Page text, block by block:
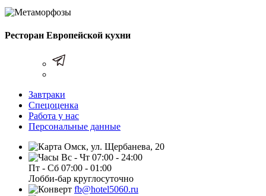
Ресторан Европейской кухни
Завтраки
Спецоценка
Работа у нас
Персональные данные
Омск, ул. Щербанева, 20
Вс - Чт 07:00 - 24:00
Пт - Сб 07:00 - 01:00
Лобби-бар круглосуточно
fb@hotel5060.ru